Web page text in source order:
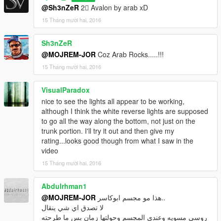
@Sh3nZeR 2 ِAvalon by arab xD
15 Tháng mười hai, 2016
Sh3nZeR
@MOJREM-JOR Coz Arab Rocks.....!!!
15 Tháng mười hai, 2016
VisualParadox
nice to see the lights all appear to be working,
although I think the white reverse lights are supposed
to go all the way along the bottom, not just on the
trunk portion. I'll try it out and then give my
rating...looks good though from what I saw in the
video
15 Tháng mười hai, 2016
Abdulrhman1
@MOJREM-JOR
هذا مو مجسم ابوكاسر..
لا تصدق اي شي ينقال
روسي مسويه وعندي المجسم وحولتها زمان بس ما طرحته